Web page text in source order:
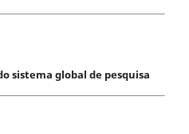
sistema global de pesquisa